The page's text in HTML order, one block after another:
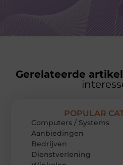
Gerelateerde
POPULAR
Computers / Systems
Aanbiedingen
Bedrijven
Dienstverlening